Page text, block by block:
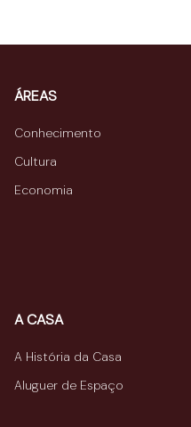
ÁREAS
Conhecimento
Cultura
Economia
A CASA
A História da Casa
Aluguer de Espaço